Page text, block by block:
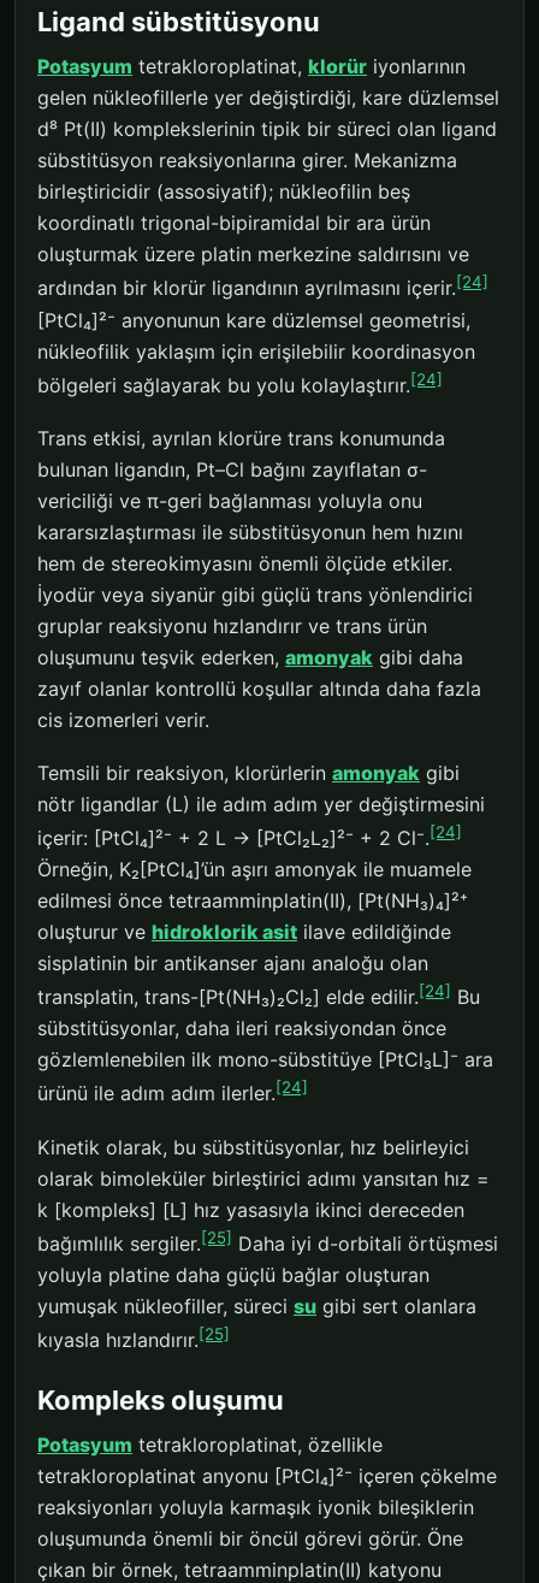
Ligand sübstitüsyonu
Potasyum tetrakloroplatinat, klorür iyonlarının
gelen nükleofillerle yer değiştirdiği, kare düzlemsel
d⁸ Pt(II) komplekslerinin tipik bir süreci olan ligand
sübstitüsyon reaksiyonlarına girer. Mekanizma
birleştiricidir (assosiyatif); nükleofilin beş
koordinatlı trigonal-bipiramidal bir ara ürün
oluşturmak üzere platin merkezine saldırısını ve
ardından bir klorür ligandının ayrılmasını içerir.[24]
[PtCl₄]²⁻ anyonunun kare düzlemsel geometrisi,
nükleofilik yaklaşım için erişilebilir koordinasyon
bölgeleri sağlayarak bu yolu kolaylaştırır.[24]
Trans etkisi, ayrılan klorüre trans konumunda
bulunan ligandın, Pt–Cl bağını zayıflatan σ-
vericiliği ve π-geri bağlanması yoluyla onu
kararsızlaştırması ile sübstitüsyonun hem hızını
hem de stereokimyasını önemli ölçüde etkiler.
İyodür veya siyanür gibi güçlü trans yönlendirici
gruplar reaksiyonu hızlandırır ve trans ürün
oluşumunu teşvik ederken, amonyak gibi daha
zayıf olanlar kontrollü koşullar altında daha fazla
cis izomerleri verir.
Temsili bir reaksiyon, klorürlerin amonyak gibi
nötr ligandlar (L) ile adım adım yer değiştirmesini
içerir: [PtCl₄]²⁻ + 2 L → [PtCl₂L₂]²⁻ + 2 Cl⁻.[24]
Örneğin, K₂[PtCl₄]’ün aşırı amonyak ile muamele
edilmesi önce tetraamminplatin(II), [Pt(NH₃)₄]²⁺
oluşturur ve hidroklorik asit ilave edildiğinde
sisplatinin bir antikanser ajanı analoğu olan
transplatin, trans-[Pt(NH₃)₂Cl₂] elde edilir.[24] Bu
sübstitüsyonlar, daha ileri reaksiyondan önce
gözlemlenebilen ilk mono-sübstitüye [PtCl₃L]⁻ ara
ürünü ile adım adım ilerler.[24]
Kinetik olarak, bu sübstitüsyonlar, hız belirleyici
olarak bimoleküler birleştirici adımı yansıtan hız =
k [kompleks] [L] hız yasasıyla ikinci dereceden
bağımlılık sergiler.[25] Daha iyi d-orbitali örtüşmesi
yoluyla platine daha güçlü bağlar oluşturan
yumuşak nükleofiller, süreci su gibi sert olanlara
kıyasla hızlandırır.[25]
Kompleks oluşumu
Potasyum tetrakloroplatinat, özellikle
tetrakloroplatinat anyonu [PtCl₄]²⁻ içeren çökelme
reaksiyonları yoluyla karmaşık iyonik bileşiklerin
oluşumunda önemli bir öncül görevi görür. Öne
çıkan bir örnek, tetraamminplatin(II) katyonu